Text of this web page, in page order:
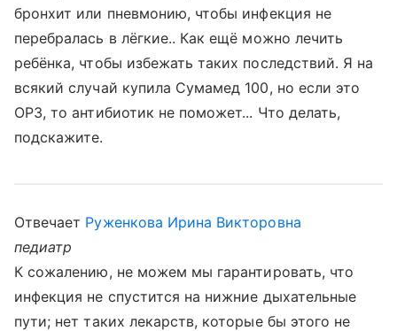
бронхит или пневмонию, чтобы инфекция не
перебралась в лёгкие.. Как ещё можно лечить
ребёнка, чтобы избежать таких последствий. Я на
всякий случай купила Сумамед 100, но если это
ОРЗ, то антибиотик не поможет... Что делать,
подскажите.
Отвечает Руженкова Ирина Викторовна
педиатр
К сожалению, не можем мы гарантировать, что
инфекция не спустится на нижние дыхательные
пути; нет таких лекарств, которые бы этого не